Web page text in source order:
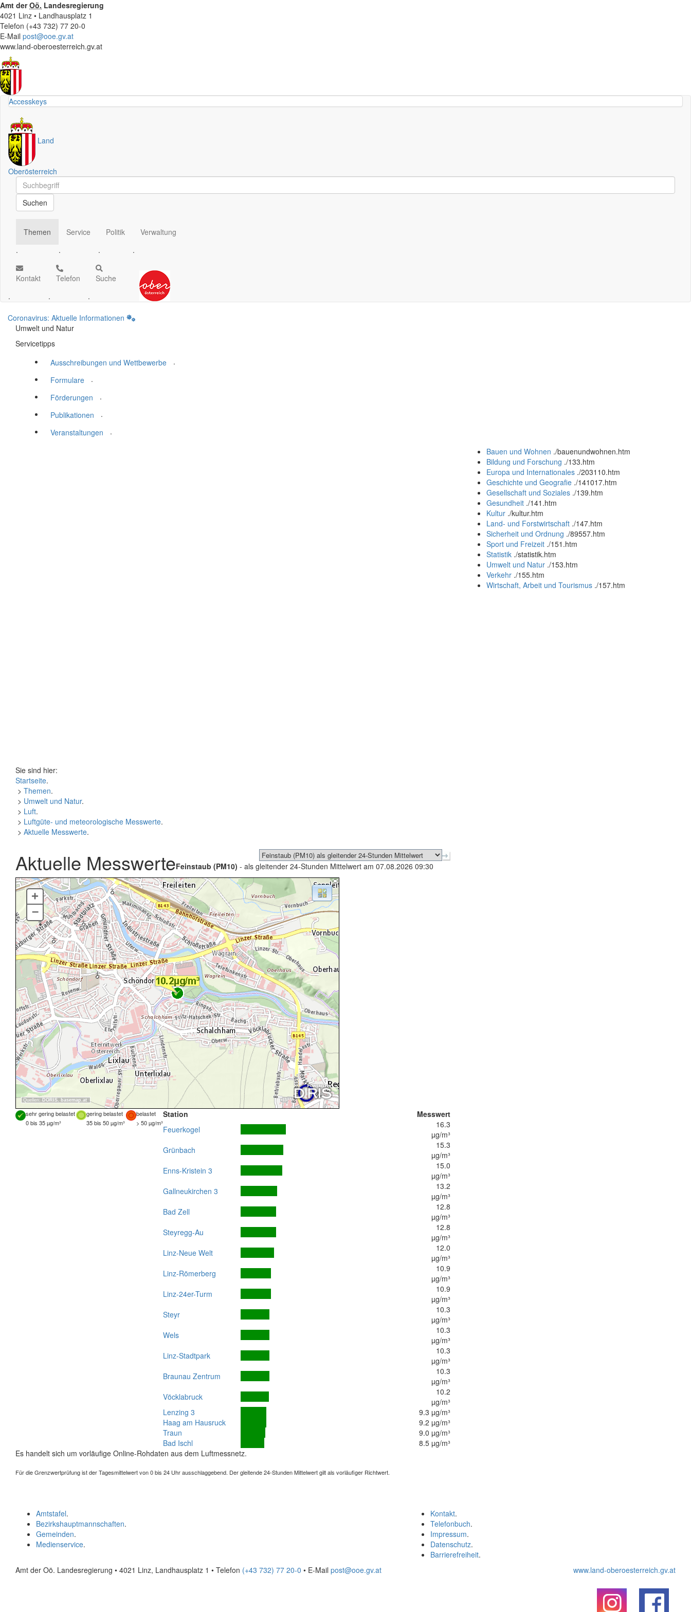
Amt derOö. Landesregierung
4021 Linz • Landhausplatz 1
Telefon (+43 732) 77 20-0
E-Mail post@ooe.gv.at
www.land-oberoesterreich.gv.at
Accesskeys
Land
Oberösterreich
Schnellsuche
Schnellsuche
Suchen
Themen
.
Service
.
Politik
.
Verwaltung
.
Kontakt
.
Telefon
.
Suche
.
Coronavirus: Aktuelle Informationen
Umwelt und Natur
Servicetipps
Ausschreibungen und Wettbewerbe
.
Formulare
.
Förderungen
.
Publikationen
.
Veranstaltungen
.
Bauen und Wohnen ./bauenundwohnen.htm
Bildung und Forschung ./133.htm
Europa und Internationales ./203110.htm
Geschichte und Geografie ./141017.htm
Gesellschaft und Soziales ./139.htm
Gesundheit ./141.htm
Kultur ./kultur.htm
Land- und Forstwirtschaft ./147.htm
Sicherheit und Ordnung ./89557.htm
Sport und Freizeit ./151.htm
Statistik ./statistik.htm
Umwelt und Natur ./153.htm
Verkehr ./155.htm
Wirtschaft, Arbeit und Tourismus ./157.htm
Sie sind hier:
Startseite.
> Themen.
> Umwelt und Natur.
> Luft.
> Luftgüte- und meteorologische Messwerte.
> Aktuelle Messwerte.
Aktuelle MesswerteFeinstaub (PM10) - als gleitender 24-Stunden Mittelwert am 07.08.2026 09:30
Quellen: DORIS, basemap.at
+
–
sehr gering belastet gering belastet
belastet
0 bis 35 µg/m³
35 bis 50 µg/m³ > 50 µg/m³
Station
Messwert
Feuerkogel
16.3
µg/m³
Grünbach
15.3
µg/m³
Enns-Kristein 3
15.0
µg/m³
Gallneukirchen 3
13.2
µg/m³
Bad Zell
12.8
µg/m³
Steyregg-Au
12.8
µg/m³
Linz-Neue Welt
12.0
µg/m³
Linz-Römerberg
10.9
µg/m³
Linz-24er-Turm
10.9
µg/m³
Steyr
10.3
µg/m³
Wels
10.3
µg/m³
Linz-Stadtpark
10.3
µg/m³
Braunau Zentrum
10.3
µg/m³
Vöcklabruck
10.2
µg/m³
Lenzing 3
9.3 µg/m³
Haag am Hausruck
9.2 µg/m³
Traun
9.0 µg/m³
Bad Ischl
8.5 µg/m³
Es handelt sich um vorläufige Online-Rohdaten aus dem Luftmessnetz.
Für die Grenzwertprüfung ist der Tagesmittelwert von 0 bis 24 Uhr ausschlaggebend. Der gleitende 24-Stunden Mittelwert gilt als vorläufiger Richtwert.
Kontakt.
Telefonbuch.
Impressum.
Datenschutz.
Barrierefreiheit.
Amtstafel.
Bezirkshauptmannschaften.
Gemeinden.
Medienservice.
Amt der Oö. Landesregierung • 4021 Linz, Landhausplatz 1 • Telefon (+43 732) 77 20-0 • E-Mail post@ooe.gv.at www.land-oberoesterreich.gv.at